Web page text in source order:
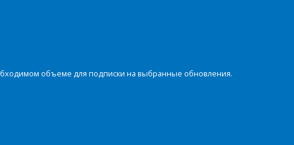
объеме для подписки на выбранные обновления.